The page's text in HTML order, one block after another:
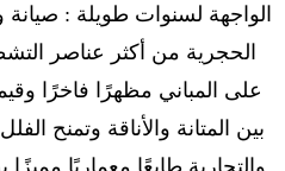
الواجهة لسنوات طويلة : صيانة
الحجرية من أكثر عناصر
على المباني مظهرًا فاخرًا
بين المتانة والأناقة وتمنح
والتجارية طابعًا معماريًا